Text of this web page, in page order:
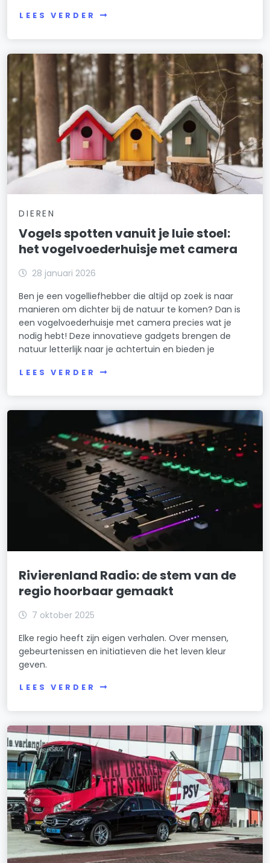
LEES VERDER
DIEREN
Vogels spotten vanuit je luie stoel:
het vogelvoederhuisje met camera
28 januari 2026
Ben je een vogelliefhebber die altijd op zoek is naar
manieren om dichter bij de natuur te komen? Dan is
een vogelvoederhuisje met camera precies wat je
nodig hebt! Deze innovatieve gadgets brengen de
natuur letterlijk naar je achtertuin en bieden je
LEES VERDER
Rivierenland Radio: de stem van de
regio hoorbaar gemaakt
7 oktober 2025
Elke regio heeft zijn eigen verhalen. Over mensen,
gebeurtenissen en initiatieven die het leven kleur
geven.
LEES VERDER